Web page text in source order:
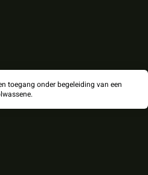
toegang onder begeleiding van een